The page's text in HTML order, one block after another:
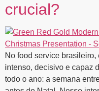
crucial?
No food service
intenso, decisivo e capaz
todo o ano: a semana